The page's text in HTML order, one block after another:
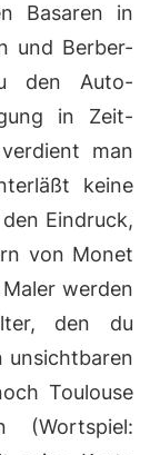
Basaren in
und Berber-
den Auto-
in Zeit-
man
keine
Eindruck,
von Monet
werden
den du
unsichtbaren
Toulouse
(Wortspiel: